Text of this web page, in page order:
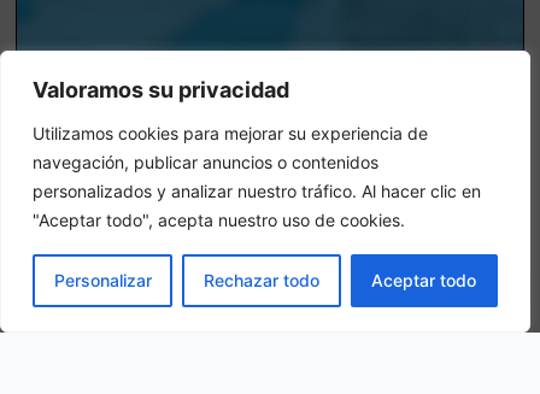
Valoramos su privacidad
Utilizamos cookies para mejorar su experiencia de
navegación, publicar anuncios o contenidos
personalizados y analizar nuestro tráfico. Al hacer clic en
"Aceptar todo", acepta nuestro uso de cookies.
Personalizar Rechazar todo Aceptar todo
Camera tripla
In una camera tripla, 3 adulti alloggiano nella stessa stanza
PRENOTA